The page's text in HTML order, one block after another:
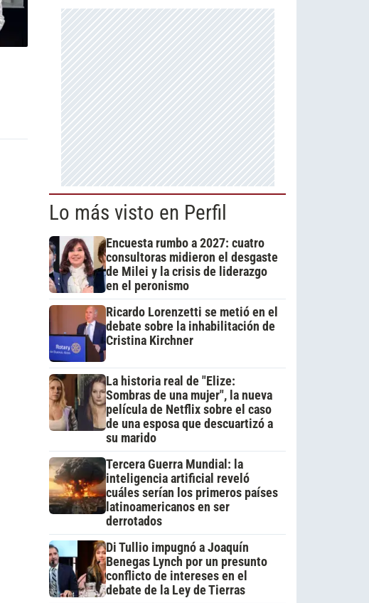
Lo más visto en Perfil
Encuesta rumbo a 2027: cuatro
consultoras midieron el desgaste
de Milei y la crisis de liderazgo
en el peronismo
Ricardo Lorenzetti se metió en el
debate sobre la inhabilitación de
Cristina Kirchner
La historia real de "Elize:
Sombras de una mujer", la nueva
película de Netflix sobre el caso
de una esposa que descuartizó a
su marido
Tercera Guerra Mundial: la
inteligencia artificial reveló
cuáles serían los primeros países
latinoamericanos en ser
derrotados
Di Tullio impugnó a Joaquín
Benegas Lynch por un presunto
conflicto de intereses en el
debate de la Ley de Tierras